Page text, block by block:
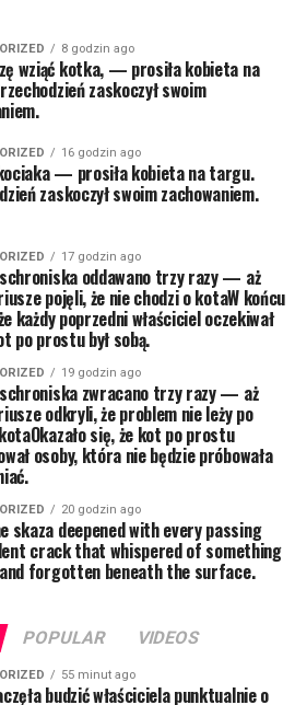
8 godzin ago
wziąć kotka, — prosiła kobieta na
zaskoczył swoim
16 godzin ago
— prosiła kobieta na targu.
zaskoczył swoim zachowaniem.
17 godzin ago
oddawano trzy razy — aż
pojęli, że nie chodzi o kotaW końcu
każdy poprzedni właściciel oczekiwał
po prostu był sobą.
19 godzin ago
zwracano trzy razy — aż
odkryli, że problem nie leży po
się, że kot po prostu
osoby, która nie będzie próbowała
20 godzin ago
skaza deepened with every passing
crack that whispered of something
forgotten beneath the surface.
POPULAR VIDEOS
55 minut ago
budzić właściciela punktualnie o